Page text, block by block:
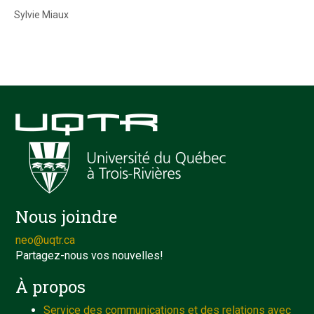
Sylvie Miaux
Nous joindre
neo@uqtr.ca
Partagez-nous vos nouvelles!
À propos
Service des communications et des relations avec